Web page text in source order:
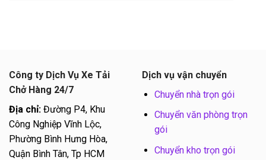
Công ty Dịch Vụ Xe Tải
Chở Hàng 24/7
Địa chỉ: Đường P4, Khu
Công Nghiệp Vĩnh Lộc,
Phường Bình Hưng Hòa,
Quận Bình Tân, Tp HCM
Dịch vụ vận chuyển
Chuyển nhà trọn gói
Chuyển văn phòng trọn
gói
Chuyển kho trọn gói